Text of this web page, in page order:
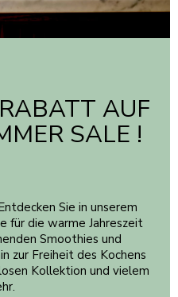
AUF
SALE !
Sie in unserem
für die warme Jahreszeit
Smoothies und
zur Freiheit des Kochens
Kollektion und vielem